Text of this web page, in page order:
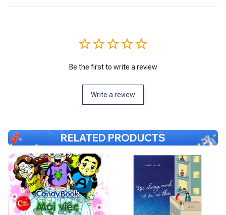
Be the first to write a review
Write a review
RELATED PRODUCTS